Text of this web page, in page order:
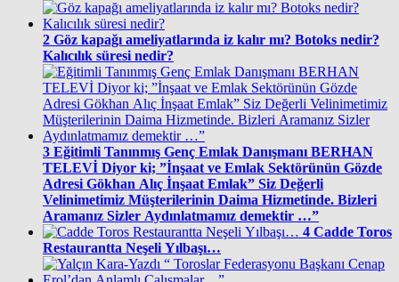
2 Göz kapağı ameliyatlarında iz kalır mı? Botoks nedir?
Kalıcılık süresi nedir?
3 Eğitimli Tanınmış Genç Emlak Danışmanı BERHAN
TELEVİ Diyor ki; ”İnşaat ve Emlak Sektörünün Gözde
Adresi Gökhan Alıç İnşaat Emlak” Siz Değerli
Velinimetimiz Müşterilerinin Daima Hizmetinde. Bizleri
Aramanız Sizler Aydınlatmamız demektir …”
4 Cadde Toros
Restaurantta Neşeli Yılbaşı…